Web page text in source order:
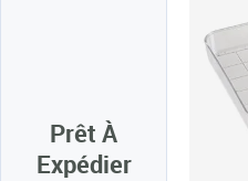
Prêt À
Expédier